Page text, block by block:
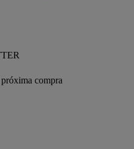
compra